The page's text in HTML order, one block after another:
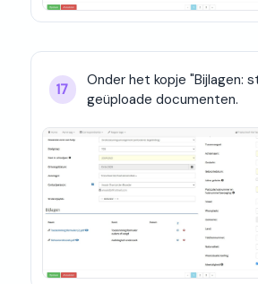
17
Onder het kopje "Bijlagen:
geüploade documenten.